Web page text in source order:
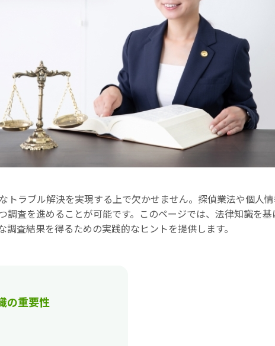
トラブル解決を実現する上で欠かせません。探偵業法や個人
調査を進めることが可能です。このページでは、法律知識を
査結果を得るための実践的なヒントを提供します。
の重要性